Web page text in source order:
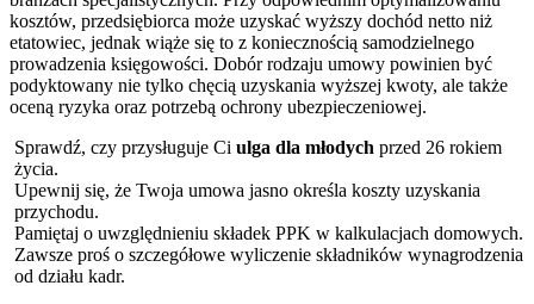
kosztów, przedsiębiorca może uzyskać wyższy dochód netto niż
etatowiec, jednak wiąże się to z koniecznością samodzielnego
prowadzenia księgowości. Dobór rodzaju umowy powinien być
podyktowany nie tylko chęcią uzyskania wyższej kwoty, ale także
oceną ryzyka oraz potrzebą ochrony ubezpieczeniowej.
Sprawdź, czy przysługuje Ci ulga dla młodych przed 26 rokiem
życia.
Upewnij się, że Twoja umowa jasno określa koszty uzyskania
przychodu.
Pamiętaj o uwzględnieniu składek PPK w kalkulacjach domowych.
Zawsze proś o szczegółowe wyliczenie składników wynagrodzenia
od działu kadr.